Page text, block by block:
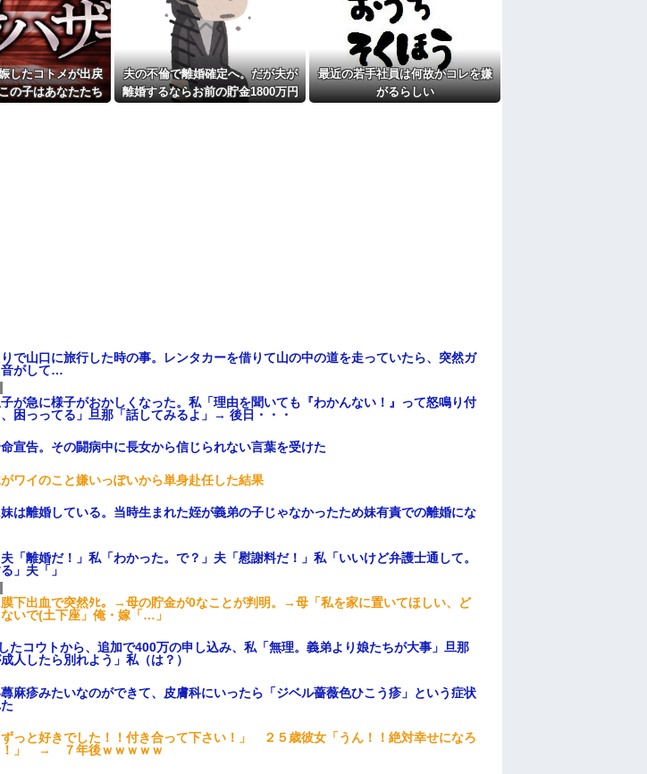
果…ｗ
ｗｗ
あっ
」結
えｗ
でく
Ａちゃんママは遊園地や水族館が大嫌い。夏休みのお出かけ先はおばあちゃ
んちだけ。私の母「可哀想。孫ちゃんと一緒にＴＤＬに連れて行ってあげた
い」→Ａママに烈火の如くキレられた
こども園から孫が怪我した迎えにと連絡あり。石をどかしてミミズ集め足の
上に石を落としたそうな
主な税金の成り立ちを調べてみたよ
ら笑いが漏れてしまい…
したコトメが出戻
の子はあなたたち
夫の不倫で離婚確定へ。だが夫が
離婚するならお前の貯金1800万円
最近の若手社員は何故かコレを嫌
がるらしい
で山口に旅行した時の事。レンタカーを借りて山の中の道を走っていたら、突然ガ
音がして…
が急に様子がおかしくなった。私「理由を聞いても『わかんない！』って怒鳴り付
困っってる」旦那「話してみるよ」→ 後日・・・
宣告。その闘病中に長女から信じられない言葉を受けた
がワイのこと嫌いっぽいから単身赴任した結果
は離婚している。当時生まれた姪が義弟の子じゃなかったため妹有責での離婚にな
夫「離婚だ！」私「わかった。で？」夫「慰謝料だ！」私「いいけど弁護士通して。
」夫「」
下出血で突然ﾀﾋ。→母の貯金が0なことが判明。→母「私を家に置いてほしい、ど
いで(土下座」俺・嫁「…」
たコウトから、追加で400万の申し込み、私「無理。義弟より娘たちが大事」旦那
成人したら別れよう」私（は？）
麻疹みたいなのができて、皮膚科にいったら「ジベル薔薇色ひこう疹」という症状
ずっと好きでした！！付き合って下さい！」 ２５歳彼女「うん！！絶対幸せになろ
！」 → ７年後ｗｗｗｗｗ